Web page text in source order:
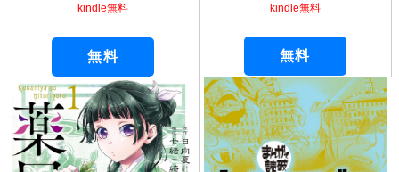
kindle無料
無料
kindle無料
無料